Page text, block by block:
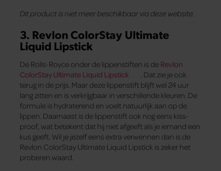
Dit product is niet meer beschikbaar via deze website.
3. Revlon ColorStay Ultimate
Liquid Lipstick
De Rolls-Royce onder de lippenstiften is de Revlon
ColorStay Ultimate Liquid Lipstick
. Dat zie je ook
terug in de prijs. Maar deze lippenstift blijft wel 24 uur
lang zitten en is verkrijgbaar in verschillende kleuren. De
formule is hydraterend en voelt natuurlijk aan op de
lippen. Daarnaast is de lippenstift ook nog eens kiss-
proof, wat betekent dat hij niet afgeeft als je iemand een
kus geeft. Wil je jezelf eens extra verwennen dan is de
Revlon ColorStay Ultimate Liquid Lipstick is zeker het
proberen waard.